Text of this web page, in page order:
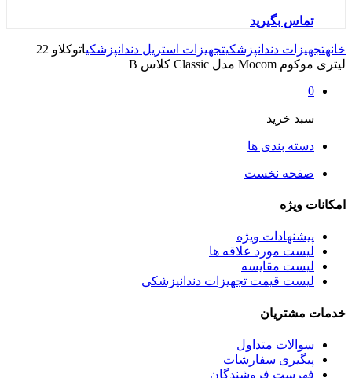
تماس بگیرید
خانهتجهیزات دندانپزشکیتجهیزات استریل دندانپزشکی
اتوکلاو 22
لیتری موکوم Mocom مدل Classic کلاس B
0
سبد خرید
دسته بندی ها
صفحه نخست
امکانات ویژه
پیشنهادات ویژه
لیست مورد علاقه ها
لیست مقایسه
لیست قیمت تجهیزات دندانپزشکی
خدمات مشتریان
سوالات متداول
پیگیری سفارشات
فهرست فروشندگان